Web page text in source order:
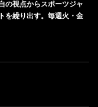
の視点からスポーツジャ
を繰り出す。毎週火・金